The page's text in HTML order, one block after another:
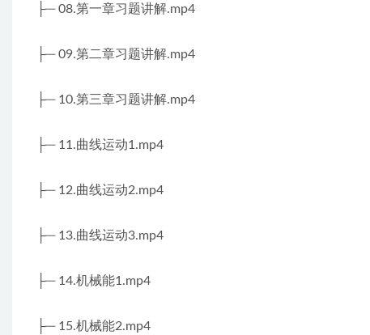
├─ 08.第一章习题讲解.mp4
├─ 09.第二章习题讲解.mp4
├─ 10.第三章习题讲解.mp4
├─ 11.曲线运动1.mp4
├─ 12.曲线运动2.mp4
├─ 13.曲线运动3.mp4
├─ 14.机械能1.mp4
├─ 15.机械能2.mp4